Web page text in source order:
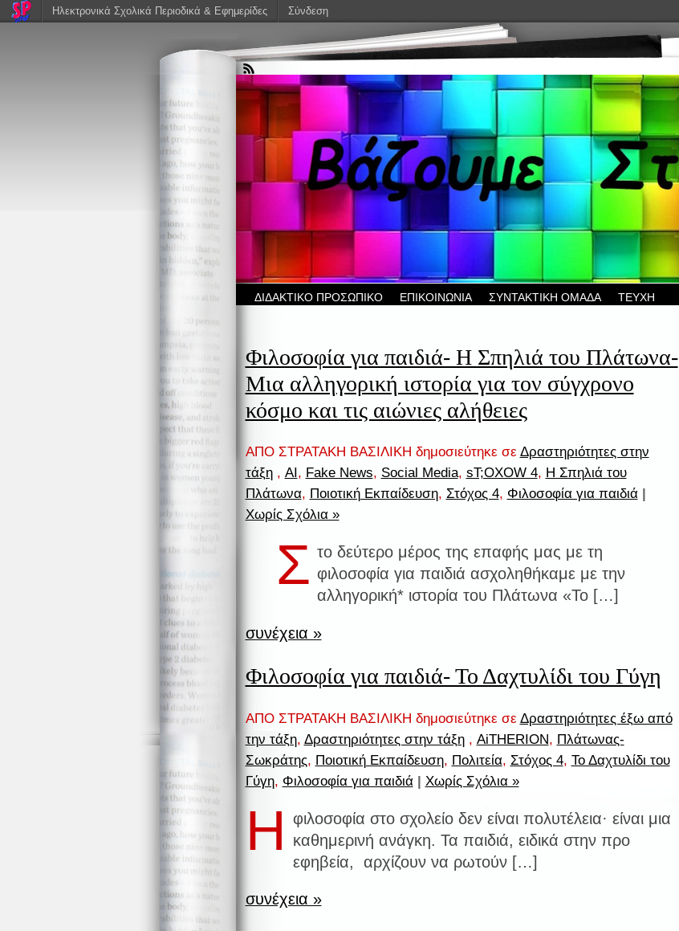
ΔΙΔΑΚΤΙΚΟ ΠΡΟΣΩΠΙΚΟ ΕΠΙΚΟΙΝΩΝΙΑ ΣΥΝΤΑΚΤΙΚΗ ΟΜΑΔΑ ΤΕΥΧΗ
Φιλοσοφία για παιδιά- Η Σπηλιά του Πλάτωνα-
Μια αλληγορική ιστορία για τον σύγχρονο
κόσμο και τις αιώνιες αλήθειες
ΑΠΟ ΣΤΡΑΤΑΚΗ ΒΑΣΙΛΙΚΗ δημοσιεύτηκε σε Δραστηριότητες στην
τάξη, AI , Fake News, Social Media, sT;OXOW 4, Η Σπηλιά του
Πλάτωνα, Ποιοτική Εκπαίδευση, Στόχος 4, Φιλοσοφία για παιδιά
Χωρίς Σχόλια »
Σ το δεύτερο μέρος της επαφής μας με τη
φιλοσοφία για παιδιά ασχοληθήκαμε με την
αλληγορική* ιστορία του Πλάτωνα «Το […]
συνέχεια »
Φιλοσοφία για παιδιά- Το Δαχτυλίδι του Γύγη
ΑΠΟ ΣΤΡΑΤΑΚΗ ΒΑΣΙΛΙΚΗ δημοσιεύτηκε σε Δραστηριότητες έξω από
την τάξη, Δραστηριότητες στην τάξη, AiTHERION, Πλάτωνας-
Σωκράτης, Ποιοτική Εκπαίδευση, Πολιτεία, Στόχος 4, Το Δαχτυλίδι του
Γύγη, Φιλοσοφία για παιδιά | Χωρίς Σχόλια »
Η
φιλοσοφία στο σχολείο δεν είναι πολυτέλεια· είναι μια
καθημερινή ανάγκη. Τα παιδιά, ειδικά στην προ
εφηβεία, αρχίζουν να ρωτούν […]
συνέχεια »
Ηλεκτρονικά Σχολικά Περιοδικά & Εφημερίδες Σύνδεση